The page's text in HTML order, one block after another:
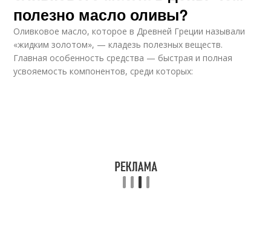
полезно масло оливы?
Оливковое масло, которое в Древней Греции называли
«жидким золотом», — кладезь полезных веществ.
Главная особенность средства — быстрая и полная
усвояемость компонентов, среди которых: